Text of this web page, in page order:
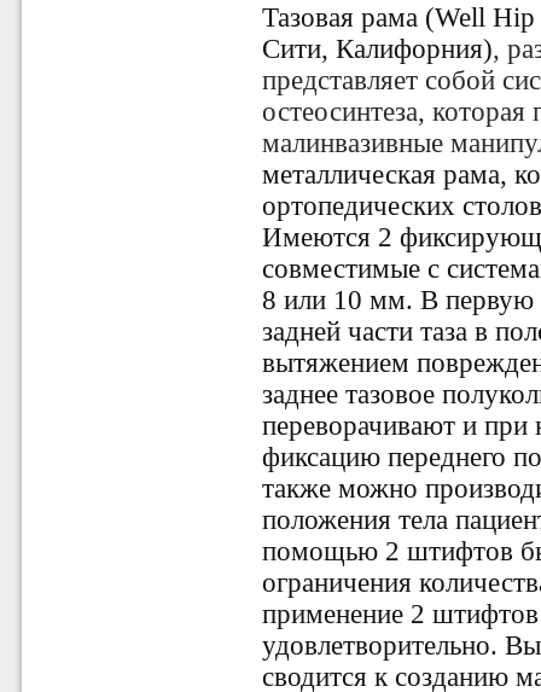
Тазовая рама (Well
Сити, Калифорния),
представляет собой
остеосинтеза,
малинвазивные
металлическая рама,
ортопедических
Имеются 2
совместимые с
8 или 10 мм. В первую
задней части таза в
вытяжением
заднее тазовое
переворачивают и
фиксацию переднего
также можно
положения тела
помощью 2 штифтов
ограничения
применение 2 штифтов
удовлетворительно.
сводится к созданию